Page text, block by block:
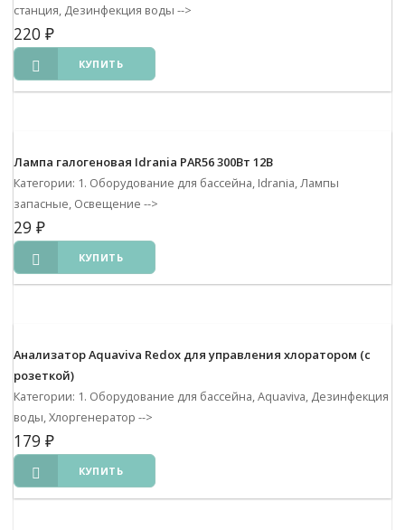
станция, Дезинфекция воды -->
220 ₽
КУПИТЬ
Лампа галогеновая Idrania PAR56 300Вт 12В
Категории: 1. Оборудование для бассейна, Idrania, Лампы
запасные, Освещение -->
29 ₽
КУПИТЬ
Анализатор Aquaviva Redox для управления хлоратором (с
розеткой)
Категории: 1. Оборудование для бассейна, Aquaviva, Дезинфекция
воды, Хлоргенератор -->
179 ₽
КУПИТЬ